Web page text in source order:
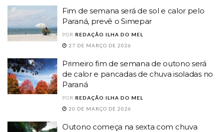
Fim de semana será de sol e calor pelo
Paraná, prevê o Simepar
POR REDAÇÃO ILHA DO MEL
27 DE MARÇO DE 2026
Primeiro fim de semana de outono será
de calor e pancadas de chuva isoladas no
Paraná
POR REDAÇÃO ILHA DO MEL
20 DE MARÇO DE 2026
Outono começa na sexta com chuva